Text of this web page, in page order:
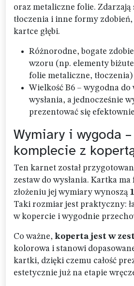
oraz metaliczne folie. Zdarzają
tłoczenia i inne formy
kartce głębi.
Różnorodne, bogate
wzoru (np. elementy
folie metaliczne, tłoczenia)
Wielkość B6 – wygodna do
wysłania, a jednocześnie
prezentować się efektownie
Wymiary i wygoda
komplecie z
Ten karnet został
zestaw do wysłania. Kartka ma
złożeniu jej wymiary wynoszą
Taki rozmiar jest praktyczny:
w kopercie i wygodnie
Co ważne, koperta jest w
kolorowa i stanowi
kartki, dzięki czemu całość
estetycznie już na etapie